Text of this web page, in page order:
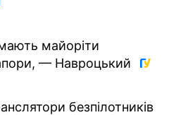
майоріти
— Навроцький
безпілотників